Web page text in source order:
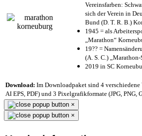
Vereinsfarben:
sich der Verein in
Bund (D. T. R. B.)
1945 = als
„Marathon“
19?? =
(A. S. C.)
2019 in SC
Download: Im Downloadpaket sind 4
AI EPS, PDF) und 3 Pixelgrafikformate (JPG, PNG,
×
×